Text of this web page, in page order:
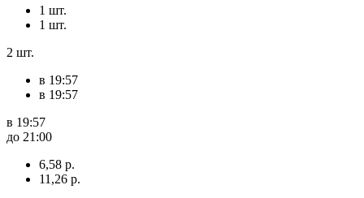
1 шт.
1 шт.
2 шт.
в 19:57
в 19:57
в 19:57
до 21:00
6,58 р.
11,26 р.